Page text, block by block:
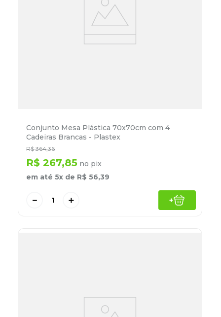
Conjunto Mesa Plástica 70x70cm com 4
Cadeiras Brancas - Plastex
R$ 364,36
R$ 267,85 no pix
em até 5x de R$ 56,39
＋
－ +